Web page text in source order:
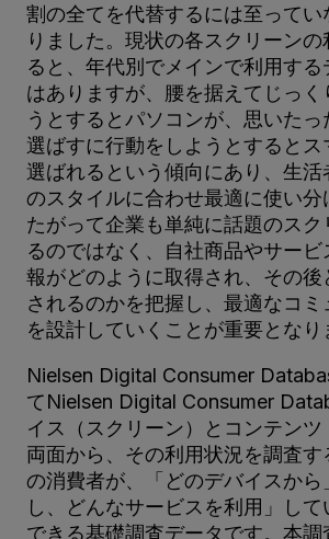
割の全てを代替するには至って
りました。現状の各スクリーンの
ると、年代別でメインで利用す
はありますが、腰を据えてじっく
うとするとパソコンが、思いたっ
選ばすに行動をしようとすると
選ばれるという傾向にあり、生活
のスタイルに合わせ最適に使い分
たがって企業も単純に話題のスク
るのではなく、自社商品やサー
報がどのように取得され、その後
されるのかを把握し、最適なコ
を設計していくことが重要となり
Nielsen Digital Consumer
てNielsen Digital Consumer
イス（スクリーン）とコンテン
両面から、その利用状況を調査す
の消費者が、「どのデバイスから
し、どんなサービスを利用」し
できる基礎調査データです。本調